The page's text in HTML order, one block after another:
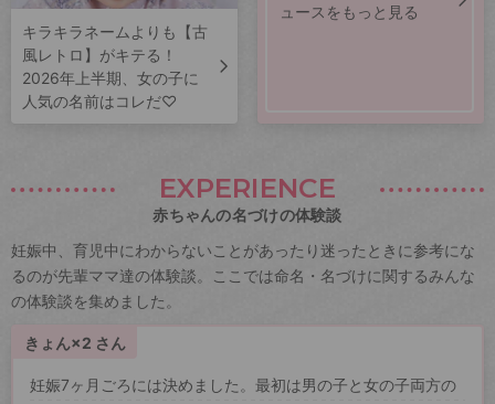
キラキラネームよりも【古
風レトロ】がキテる！
2026年上半期、女の子に
人気の名前はコレだ♡
ュースをもっと見る
EXPERIENCE
赤ちゃんの名づけの体験談
妊娠中、育児中にわからないことがあったり迷ったときに参考にな
るのが先輩ママ達の体験談。ここでは命名・名づけに関するみんな
の体験談を集めました。
きょん×2 さん
妊娠7ヶ月ごろには決めました。最初は男の子と女の子両方の